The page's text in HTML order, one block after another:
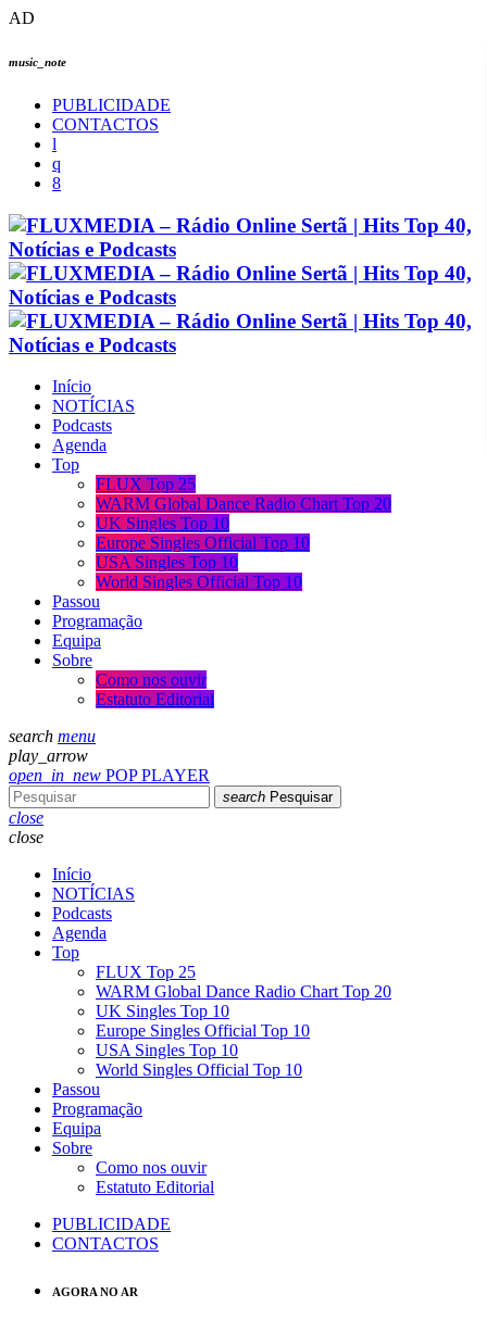
AD
music_note
PUBLICIDADE
CONTACTOS
Início
NOTÍCIAS
Podcasts
Agenda
Top
FLUX Top 25
WARM Global Dance Radio Chart Top 20
UK Singles Top 10
Europe Singles Official Top 10
USA Singles Top 10
World Singles Official Top 10
Passou
Programação
Equipa
Sobre
Como nos ouvir
Estatuto Editorial
search menu
play_arrow
open_in_new POP PLAYER
search Pesquisar
close
close
Início
NOTÍCIAS
Podcasts
Agenda
Top
FLUX Top 25
WARM Global Dance Radio Chart Top 20
UK Singles Top 10
Europe Singles Official Top 10
USA Singles Top 10
World Singles Official Top 10
Passou
Programação
Equipa
Sobre
Como nos ouvir
Estatuto Editorial
PUBLICIDADE
CONTACTOS
AGORA NO AR